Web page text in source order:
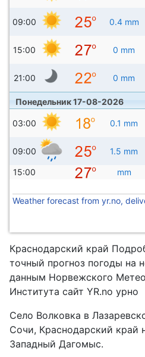
09:00 0.4 mm
15:00 0 mm
21:00 0 mm
Понедельник 17-08-2026
03:00 0.1 mm
09:00 1.5 mm
15:00 mm
Weather forecast from yr.no,
Краснодарский край
точный прогноз погоды на
данным Норвежского
Института сайт YR.no урно
Село Волковка в
Сочи, Краснодарский край
Западный Дагомыс.